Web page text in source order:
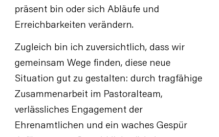
präsent bin oder sich Abläufe und
Erreichbarkeiten verändern.
Zugleich bin ich zuversichtlich, dass wir
gemeinsam Wege finden, diese neue
Situation gut zu gestalten: durch tragfähige
Zusammenarbeit im Pastoralteam,
verlässliches Engagement der
Ehrenamtlichen und ein waches Gespür